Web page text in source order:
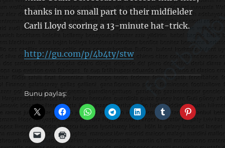
thanks in no small part to their midfielder
Carli Lloyd scoring a 13-minute hat-trick.
http://gu.com/p/4b4ty/stw
Bunu paylaş: